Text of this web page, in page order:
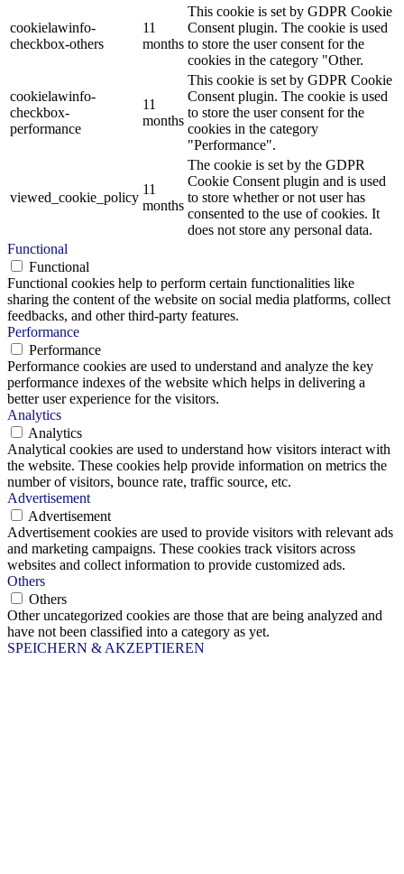
cookielawinfo-
checkbox-others
11
months
This cookie is set by GDPR Cookie
Consent plugin. The cookie is used
to store the user consent for the
cookies in the category "Other.
cookielawinfo-
checkbox-
performance
11
months
This cookie is set by GDPR Cookie
Consent plugin. The cookie is used
to store the user consent for the
cookies in the category
"Performance".
viewed_cookie_policy
11
months
The cookie is set by the GDPR
Cookie Consent plugin and is used
to store whether or not user has
consented to the use of cookies. It
does not store any personal data.
Functional
Functional
Functional cookies help to perform certain functionalities like
sharing the content of the website on social media platforms, collect
feedbacks, and other third-party features.
Performance
Performance
Performance cookies are used to understand and analyze the key
performance indexes of the website which helps in delivering a
better user experience for the visitors.
Analytics
Analytics
Analytical cookies are used to understand how visitors interact with
the website. These cookies help provide information on metrics the
number of visitors, bounce rate, traffic source, etc.
Advertisement
Advertisement
Advertisement cookies are used to provide visitors with relevant ads
and marketing campaigns. These cookies track visitors across
websites and collect information to provide customized ads.
Others
Others
Other uncategorized cookies are those that are being analyzed and
have not been classified into a category as yet.
SPEICHERN & AKZEPTIEREN